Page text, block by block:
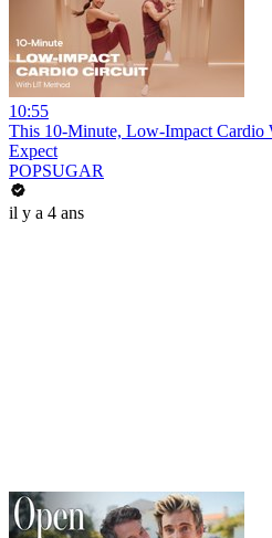
10:55
This 10-Minute, Low-Impact Cardio
Expect
POPSUGAR
il y a 4 ans